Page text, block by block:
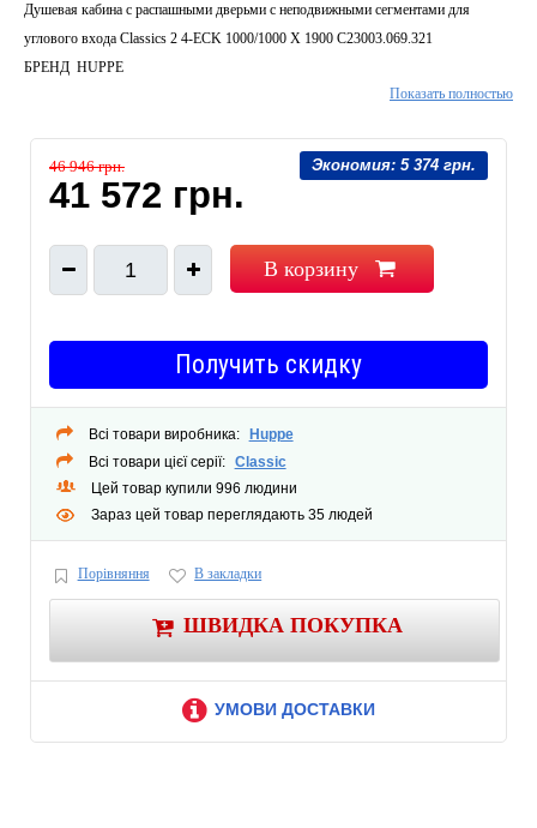
Душевая кабина с распашными дверьми с неподвижными сегментами для
углового входа Classics 2 4-ECK 1000/1000 X 1900 C23003.069.321
БРЕНД HUPPE
ШИРИНА, (ММ) 1000
РАЗМЕР ШТОРКИ 100
ГАРАНТИЯ 1 ГОД
СТЕКЛО ПРОЗРАЧНОЕ
КОМПЛЕКТАЦИЯ ДУШЕВАЯ ДВЕРЬ
ОСОБЕННОСТИ ВХОД С УГЛА
МАТЕРИАЛ ВИТРАЖА СТЕКЛО
Показать полностью
Экономия: 5 374 грн.
46 946 грн.
41 572 грн.
1 В корзину
Получить скидку
Всі товари виробника:
Huppe
Всі товари цієї серії: Classic
Цей товар купили 996 людини
Зараз цей товар переглядають 35 людей
Порівняння В закладки
ШВИДКА ПОКУПКА
УМОВИ ДОСТАВКИ